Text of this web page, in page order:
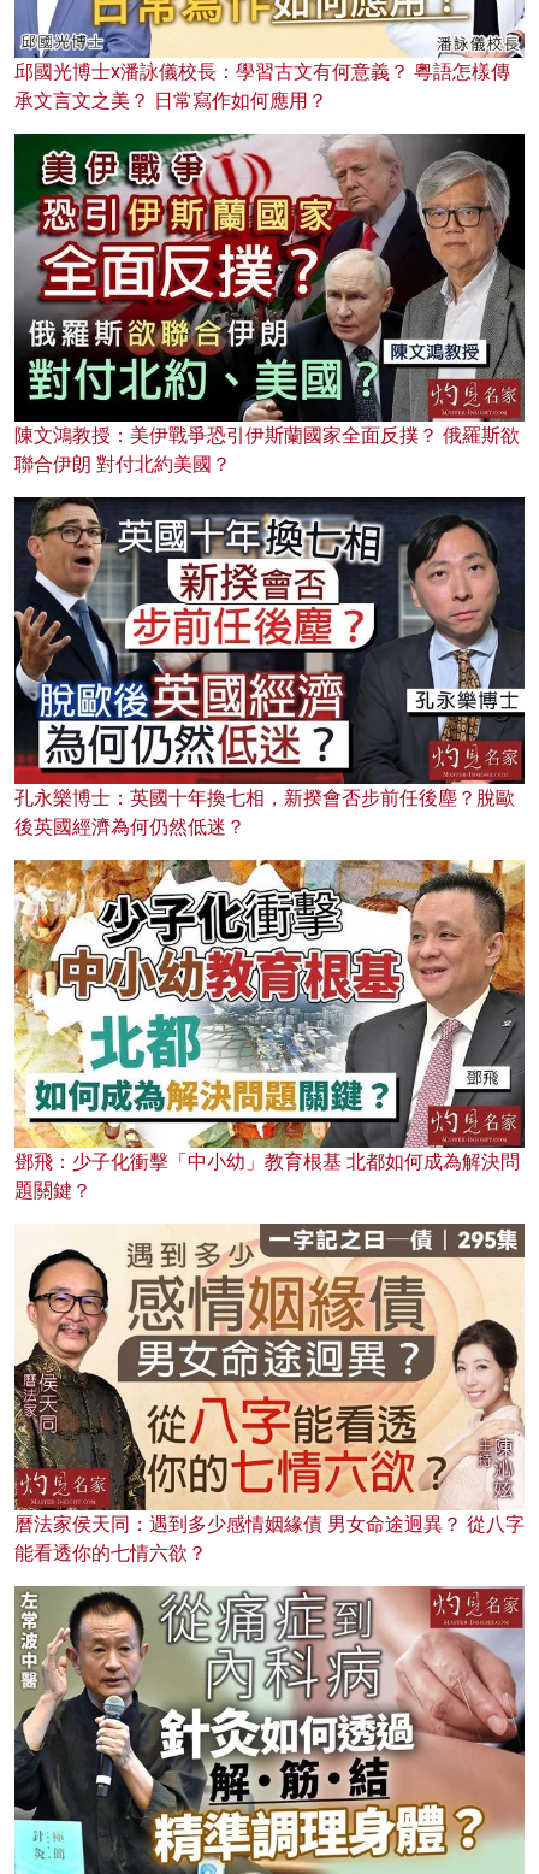
邱國光博士x潘詠儀校長：學習古文有何意義？ 粵語怎樣傳
承文言文之美？ 日常寫作如何應用？
陳文鴻教授：美伊戰爭恐引伊斯蘭國家全面反撲？ 俄羅斯欲
聯合伊朗 對付北約美國？
孔永樂博士：英國十年換七相，新揆會否步前任後塵？脫歐
後英國經濟為何仍然低迷？
鄧飛：少子化衝擊「中小幼」教育根基 北都如何成為解決問
題關鍵？
曆法家侯天同：遇到多少感情姻緣債 男女命途迥異？ 從八字
能看透你的七情六欲？